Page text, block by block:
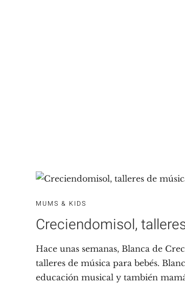
MUMS & KIDS
Creciendomisol,
Hace unas semanas, Blanca de
talleres de música para bebés.
educación musical y también